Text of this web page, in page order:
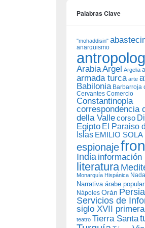
Palabras Clave
"mohaddisin"
anarquismo
ArabiaArgel Argelia
armada turca arte
Babilonia Barbarroja
Cervantes Comercio
Constantinopla
correspondencia
della Vallecorso
Egipto El Paraiso
Islas EMILIO SOLA
espionaje
India información
literatura
Monarquía Hispánica
Narrativa árabe popular
Nápoles Orán Persia
Servicios de
siglo XVII
teatro Tierra Santa